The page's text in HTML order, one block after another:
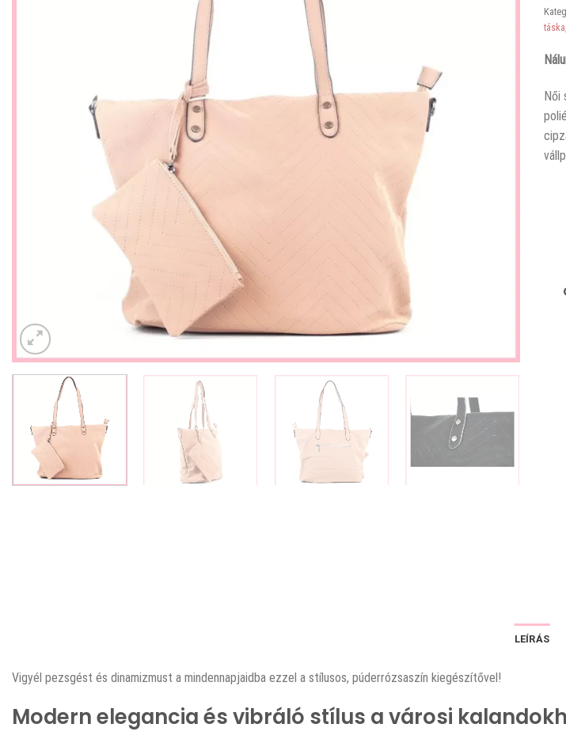
táska
Női
LEÍRÁS
Vigyél pezsgést és dinamizmust a mindennapjaidba ezzel a stílusos, púderrózsaszín kiegészítővel!
Modern elegancia és vibráló stílus a városi